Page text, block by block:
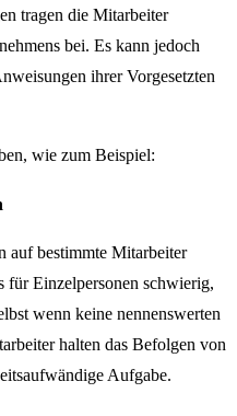
tragen die Mitarbeiter
bei. Es kann jedoch
ihrer Vorgesetzten
wie zum Beispiel:
auf bestimmte Mitarbeiter
Einzelpersonen schwierig,
wenn keine nennenswerten
halten das Befolgen von
Aufgabe.